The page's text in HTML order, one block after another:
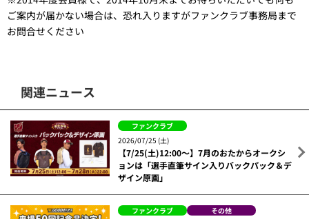
ご案内が届かない場合は、恐れ入りますがファンクラブ事務局まで
お問合せください
関連ニュース
ファンクラブ
2026/07/25 (土)
【7/25(土)12:00～】7月のおたからオークシ
ョンは「選手直筆サイン入りバックパック＆デ
ザイン原画」
ファンクラブ
その他